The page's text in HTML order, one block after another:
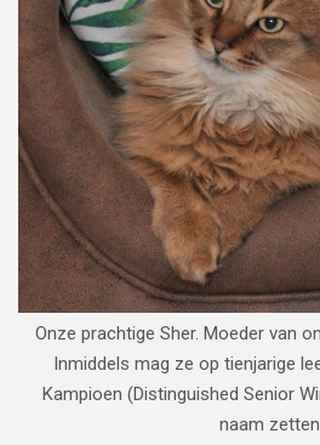
Onze prachtige Sher. Moeder van
Inmiddels mag ze op tienjarige
Kampioen (Distinguished Senior
naam zetten.